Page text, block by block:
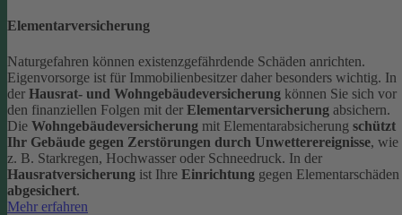
Elementarversicherung
Naturgefahren können existenzgefährdende Schäden anrichten.
Eigenvorsorge ist für Immobilienbesitzer daher besonders wichtig. In
der Hausrat- und Wohngebäudeversicherung können Sie sich vor
den finanziellen Folgen mit der Elementarversicherung absichern.
Die Wohngebäudeversicherung mit Elementarabsicherung schützt
Ihr Gebäude gegen Zerstörungen durch Unwetterereignisse, wie
z. B. Starkregen, Hochwasser oder Schneedruck. In der
Hausratversicherung ist Ihre Einrichtung gegen Elementarschäden
abgesichert.
Mehr erfahren